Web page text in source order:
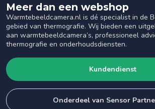
Meer dan een webshop
Warmtebeeldcamera.nl is dé specialist in de
gebied van thermografie. Wij bieden een
aan warmtebeeldcamera’s, professioneel
thermografie en onderhoudsdiensten.
Kundendienst
Onderdeel van Sensor